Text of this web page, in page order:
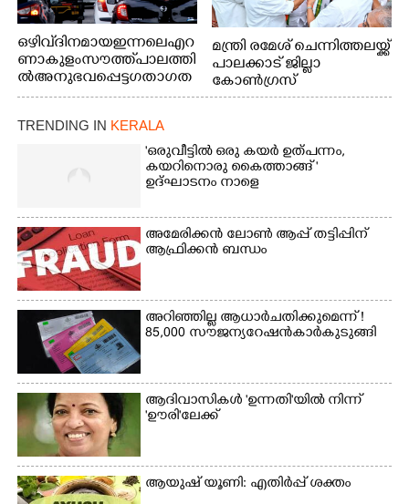
ഒഴിവ് ദിനമായ ഇന്നലെ എറ
ണാകുളം സൗത്ത് പാലത്തി
ൽ അനുഭവപ്പെട്ട ഗതാഗത
ക്കുരുക്ക്
മന്ത്രി രമേശ് ചെന്നിത്തലയ്ക്ക്
പാലക്കാട് ജില്ലാ
കോൺഗ്രസ്
TRENDING IN KERALA
'ഒരുവീട്ടിൽ ഒരു കയർ ഉത്പന്നം,
കയറിനൊരു കൈത്താങ്ങ് '
ഉദ്ഘാടനം നാളെ
അമേരിക്കൻ ലോൺ ആപ്പ് തട്ടിപ്പിന്
ആഫ്രിക്കൻ ബന്ധം
അറിഞ്ഞില്ല ആധാർ ചതിക്കുമെന്ന് !
85,000 സൗജന്യ റേഷൻകാർ കുടുങ്ങി
ആദിവാസികൾ 'ഉന്നതി'യിൽ നിന്ന്
'ഊരി'ലേക്ക്
ആയുഷ് യൂണി: എതിർപ്പ് ശക്തം